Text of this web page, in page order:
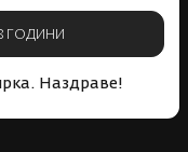
ГОДИНИ
Наздраве!
отстъпки